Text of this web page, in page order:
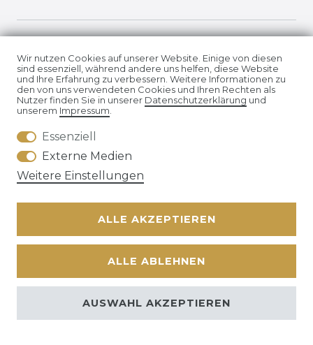
ZAHLUNGSARTEN
VERSANDARTEN
HILFE
BATTERIEENTSORGUNG
Wir nutzen Cookies auf unserer Website. Einige von diesen
sind essenziell, während andere uns helfen, diese Website
und Ihre Erfahrung zu verbessern. Weitere Informationen zu
den von uns verwendeten Cookies und Ihren Rechten als
Nutzer finden Sie in unserer Daten­schutz­erklärung und
unserem Impressum.
Essenziell
Externe Medien
Weitere Einstellungen
ALLE AKZEPTIEREN
ALLE ABLEHNEN
AUSWAHL AKZEPTIEREN